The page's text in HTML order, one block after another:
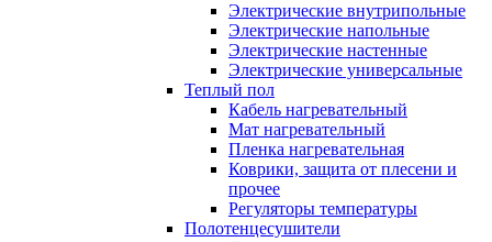
Электрические внутрипольные
Электрические напольные
Электрические настенные
Электрические универсальные
Теплый пол
Кабель нагревательный
Мат нагревательный
Пленка нагревательная
Коврики, защита от плесени и
прочее
Регуляторы температуры
Полотенцесушители